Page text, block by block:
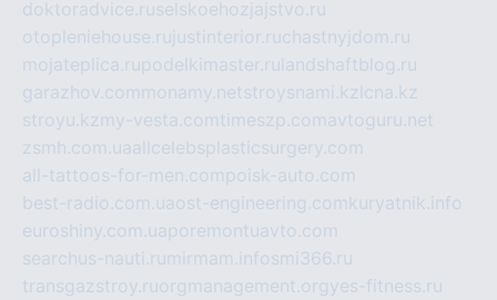
doktoradvice.ruselskoehozjajstvo.ru
otopleniehouse.ru justinterior.ruchastnyjdom.ru
mojateplica.rupodelkimaster.ru landshaftblog.ru
garazhov.com monamy.netstroysnami.kz lcna.kz
stroyu.kz my-vesta.com timeszp.comavtoguru.net
zsmh.com.uaallcelebsplasticsurgery.com
all-tattoos-for-men.com poisk-auto.com
best-radio.com.uaost-engineering.com kuryatnik.info
euroshiny.com.ua poremontuavto.com
searchus-nauti.ru mirmam.infosmi366.ru
transgazstroy.ruorgmanagement.orgyes-fitness.ru